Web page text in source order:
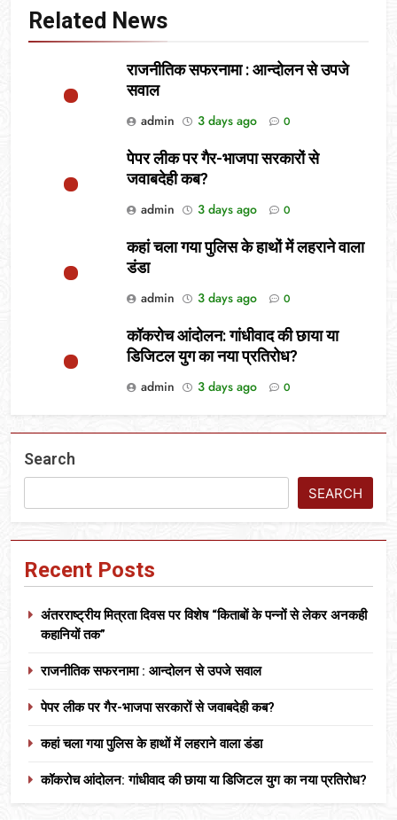
Related News
राजनीतिक सफरनामा : आन्दोलन से उपजे
सवाल
admin
3 days ago 0
पेपर लीक पर गैर-भाजपा सरकारों से
जवाबदेही कब?
admin
3 days ago 0
कहां चला गया पुलिस के हाथों में लहराने वाला
डंडा
admin
3 days ago 0
कॉकरोच आंदोलन: गांधीवाद की छाया या
डिजिटल युग का नया प्रतिरोध?
admin
3 days ago 0
Search
SEARCH
Recent Posts
अंतरराष्ट्रीय मित्रता दिवस पर विशेष “किताबों के पन्नों से लेकर अनकही
कहानियों तक”
राजनीतिक सफरनामा : आन्दोलन से उपजे सवाल
पेपर लीक पर गैर-भाजपा सरकारों से जवाबदेही कब?
कहां चला गया पुलिस के हाथों में लहराने वाला डंडा
कॉकरोच आंदोलन: गांधीवाद की छाया या डिजिटल युग का नया प्रतिरोध?